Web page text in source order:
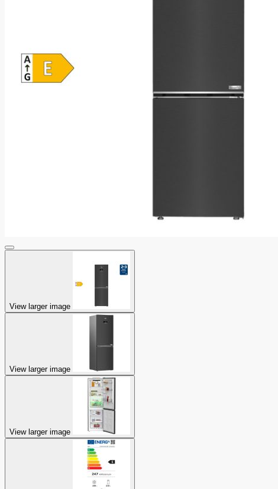
View larger image
View larger image
View larger image